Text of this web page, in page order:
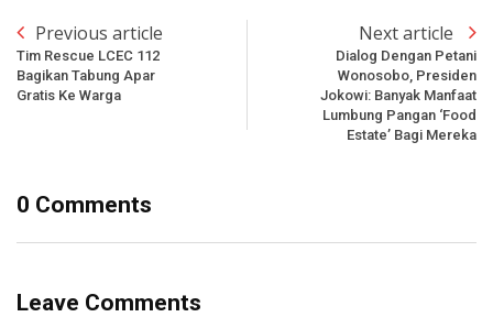
Previous article
Tim Rescue LCEC 112
Bagikan Tabung Apar
Gratis Ke Warga
Next article
Dialog Dengan Petani
Wonosobo, Presiden
Jokowi: Banyak Manfaat
Lumbung Pangan ‘Food
Estate’ Bagi Mereka
0 Comments
Leave Comments